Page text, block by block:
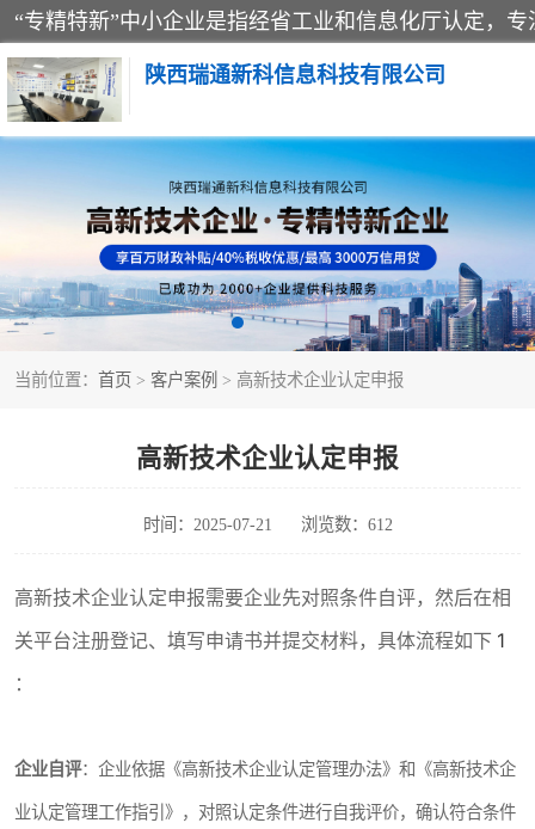
陕西瑞通新科信息科技有限公司
当前位置： 首页 > 客户案例 > 高新技术企业认定申报
高新技术企业认定申报
时间：2025-07-21 浏览数：612
高新技术企业认定申报需要企业先对照条件自评，然后在相
关平台注册登记、填写申请书并提交材料，具体流程如下 1
：
企业自评：企业依据《高新技术企业认定管理办法》和《高新技术企
业认定管理工作指引》，对照认定条件进行自我评价，确认符合条件